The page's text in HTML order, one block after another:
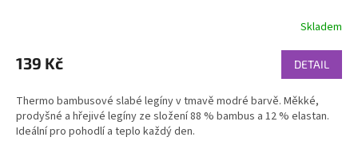
Skladem
139 Kč DETAIL
Thermo bambusové slabé legíny v tmavě modré barvě. Měkké,
prodyšné a hřejivé legíny ze složení 88 % bambus a 12 % elastan.
Ideální pro pohodlí a teplo každý den.